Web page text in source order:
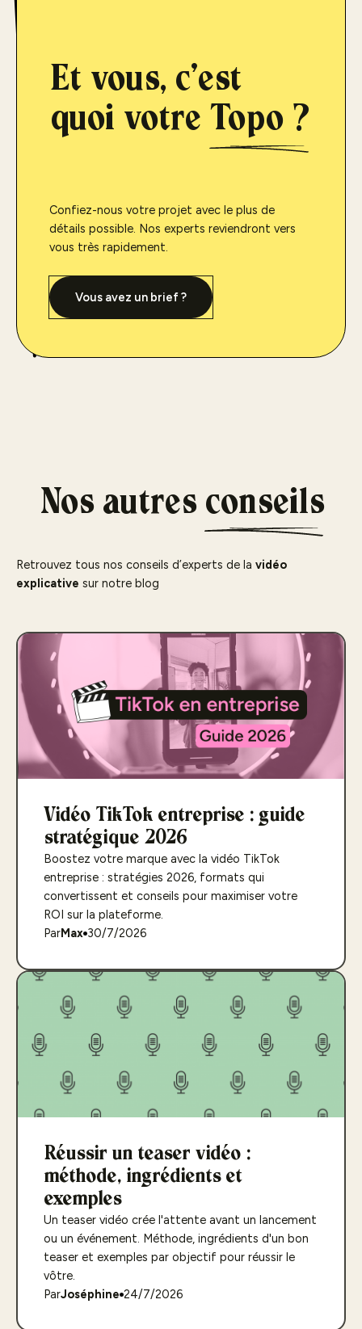
Et vous, c'est
quoi votre Topo ?
Confiez-nous votre projet avec le plus de
détails possible. Nos experts reviendront vers
vous très rapidement.
Vous avez un brief ?
Nos autres conseils
Retrouvez tous nos conseils d’experts de la vidéo
explicative sur notre blog
Vidéo TikTok entreprise : guide
stratégique 2026
Boostez votre marque avec la vidéo TikTok
entreprise : stratégies 2026, formats qui
convertissent et conseils pour maximiser votre
ROI sur la plateforme.
ParMax 30/7/2026
Réussir un teaser vidéo :
méthode, ingrédients et
exemples
Un teaser vidéo crée l'attente avant un lancement
ou un événement. Méthode, ingrédients d'un bon
teaser et exemples par objectif pour réussir le
vôtre.
ParJoséphine 24/7/2026